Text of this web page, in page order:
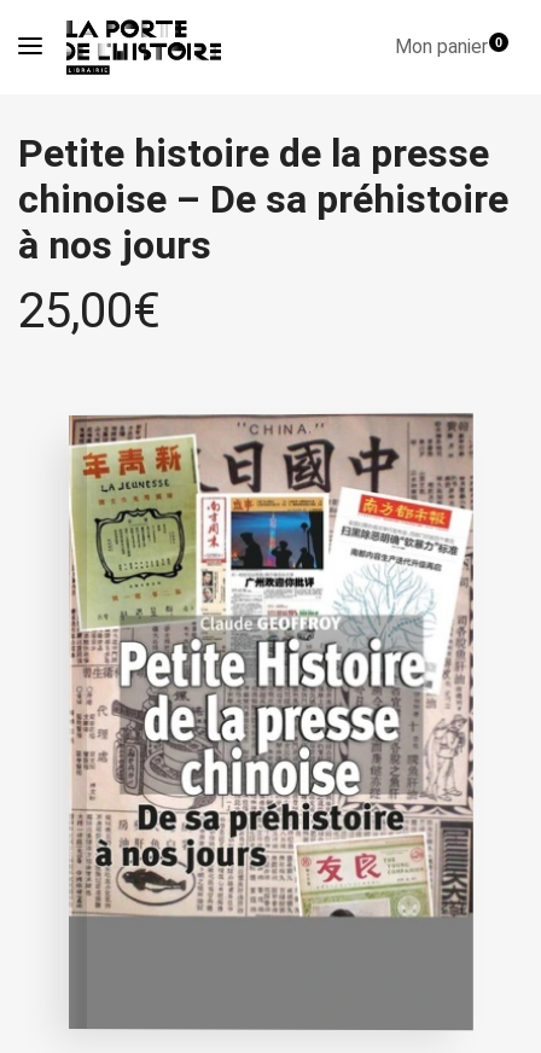
Mon panier0
Petite histoire de la presse
chinoise – De sa préhistoire
à nos jours
25,00€